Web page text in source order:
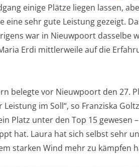
einige Plätze liegen lassen,
sehr gute Leistung gezeigt.
war in Nieuwpoort dasselbe
Erdi mittlerweile auf die
belegte vor Nieuwpoort den 27.
im Soll“, so Franziska
Platz unter den Top 15 gewesen
hat. Laura hat sich selbst sehr
starken Wind mehr zu kämpfen